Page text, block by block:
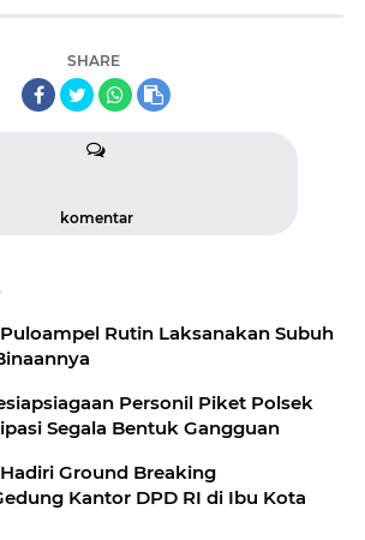
SHARE
komentar
Rutin Laksanakan Subuh
Personil Piket Polsek
Segala Bentuk Gangguan
Ground Breaking
Kantor DPD RI di Ibu Kota